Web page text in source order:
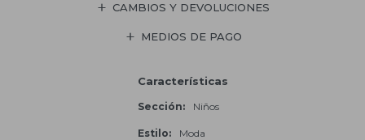
CAMBIOS Y DEVOLUCIONES
MEDIOS DE PAGO
Características
Sección Niños
Estilo Moda